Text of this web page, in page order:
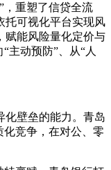
，重塑了信贷全流
托可视化平台实现风
赋能风险量化定价与
主动预防”、从“人
化壁垒的能力。青岛
化竞争，在对公、零